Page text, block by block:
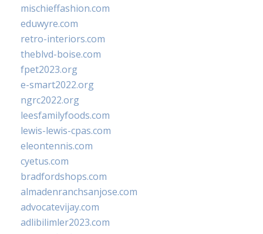
mischieffashion.com
eduwyre.com
retro-interiors.com
theblvd-boise.com
fpet2023.org
e-smart2022.org
ngrc2022.org
leesfamilyfoods.com
lewis-lewis-cpas.com
eleontennis.com
cyetus.com
bradfordshops.com
almadenranchsanjose.com
advocatevijay.com
adlibilimler2023.com